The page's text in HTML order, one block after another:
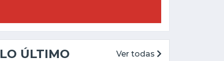
LO ÚLTIMO Ver todas